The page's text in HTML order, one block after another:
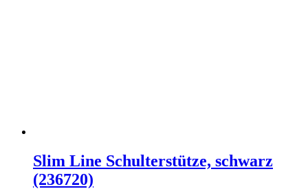
Slim Line Schulterstütze, schwarz
(236720)